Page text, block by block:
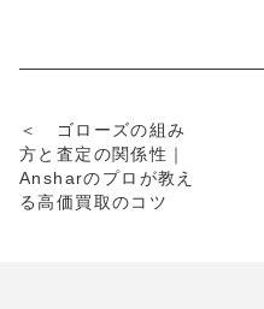
＜ ゴローズの組み
方と査定の関係性｜
Ansharのプロが教え
る高価買取のコツ